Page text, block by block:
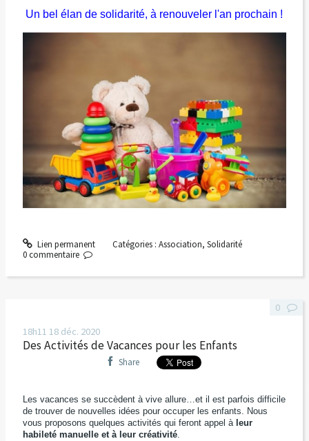
Un bel élan de solidarité, à renouveler l'an prochain !
Lien permanent Catégories : Association, Solidarité
0 commentaire
18h11 18 déc. 2020
Des Activités de Vacances pour les Enfants
Share
Les vacances se succèdent à vive allure…et il est parfois difficile
de trouver de nouvelles idées pour occuper les enfants. Nous
vous proposons quelques activités qui feront appel à leur
habileté manuelle et à leur créativité.
0